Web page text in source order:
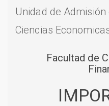
Unidad de
Ciencias
Facultad de